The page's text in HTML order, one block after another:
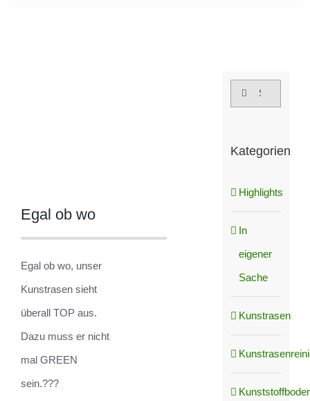
Egal ob wo
Egal ob wo, unser
Kunstrasen sieht
überall TOP aus.
Dazu muss er nicht
mal GREEN
sein.???
Suche
Kategorien
Highlights
In
eigener
Sache
Kunstrasen